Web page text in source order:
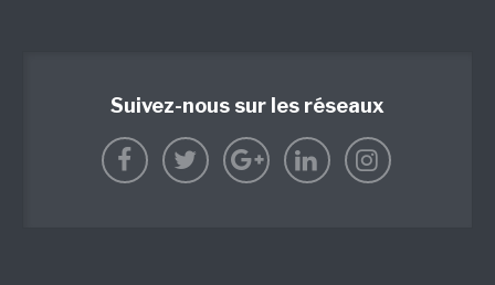
Suivez-nous sur les réseaux